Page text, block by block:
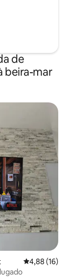
de
beira-mar
4,88 de uma
4,88 (16)